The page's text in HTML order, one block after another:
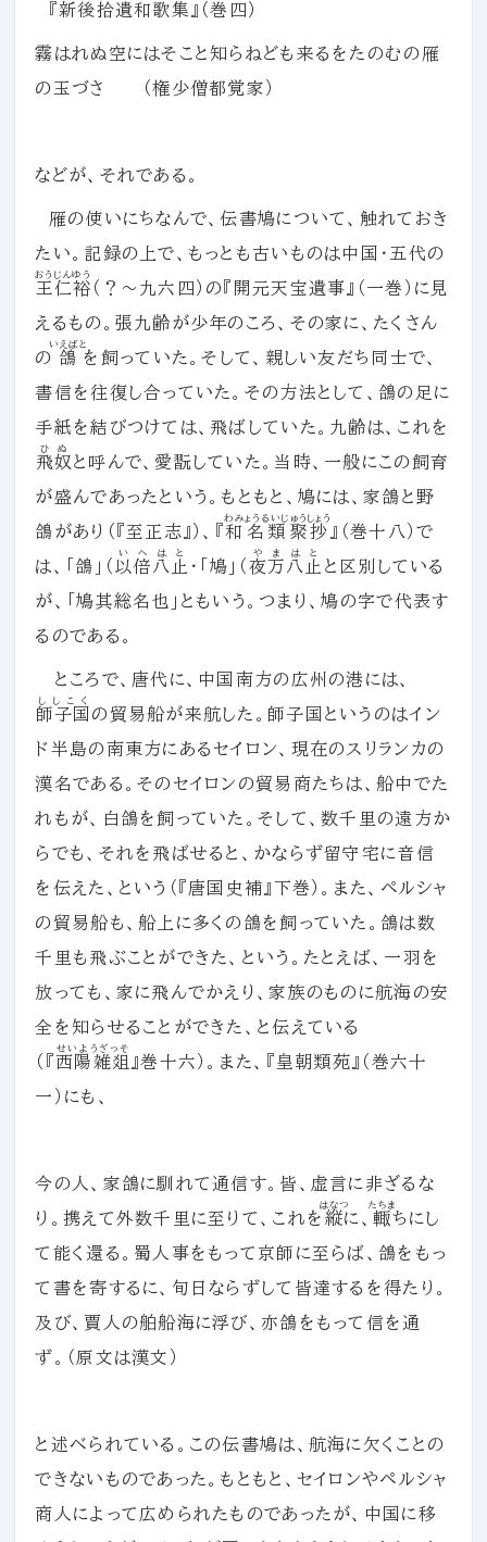
『新後拾遺和歌集』（巻四）
霧はれぬ空にはそこと知らねども来るをたのむの雁
の玉づさ （権少僧都覚家）
などが、それである。
雁の使いにちなんで、伝書鳩について、触れておき
たい。記録の上で、もっとも古いものは中国・五代の
王仁裕
おうじんゆう
（？～九六四）の『開元天宝遺事』（一巻）に見
えるもの。張九齢が少年のころ、その家に、たくさん
の 鴿
いえばと
を飼っていた。そして、親しい友だち同士で、
書信を往復し合っていた。その方法として、鴿の足に
手紙を結びつけては、飛ばしていた。九齢は、これを
飛奴
ひぬ
と呼んで、愛翫していた。当時、一般にこの飼育
が盛んであったという。もともと、鳩には、家鴿と野
鴿があり（『至正志』）、『和名類聚抄
わみょうるいじゅうしょう
』（巻十八）で
は、「鴿」（ 以倍八止
いへはと
・「鳩」（ 夜万八止
やまはと
と区別している
が、「鳩其総名也」ともいう。つまり、鳩の字で代表す
るのである。
ところで、唐代に、中国南方の広州の港には、
師子国
ししこく
の貿易船が来航した。師子国というのはイン
ド半島の南東方にあるセイロン、現在のスリランカの
漢名である。そのセイロンの貿易商たちは、船中でた
れもが、白鴿を飼っていた。そして、数千里の遠方か
らでも、それを飛ばせると、かならず留守宅に音信
を伝えた、という（『唐国史補』下巻）。また、ペルシャ
の貿易船も、船上に多くの鴿を飼っていた。鴿は数
千里も飛ぶことができた、という。たとえば、一羽を
放っても、家に飛んでかえり、家族のものに航海の安
全を知らせることができた、と伝えている
（『西陽雑爼
せいようざっそ
』巻十六）。また、『皇朝類苑』（巻六十
一）にも、
今の人、家鴿に馴れて通信す。皆、虚言に非ざるな
り。携えて外数千里に至りて、これを 縦
はなつ
に、 輙
たちま
ちにし
て能く還る。蜀人事をもって京師に至らば、鴿をもっ
て書を寄するに、旬日ならずして皆達するを得たり。
及び、賈人の舶船海に浮び、亦鴿をもって信を通
ず。（原文は漢文）
と述べられている。この伝書鳩は、航海に欠くことの
できないものであった。もともと、セイロンやペルシャ
商人によって広められたものであったが、中国に移